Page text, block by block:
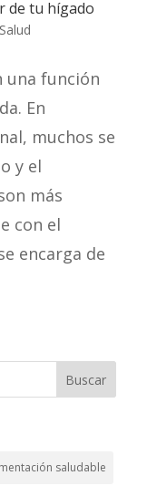
de tu hígado
Salud
una función
En
muchos se
y el
más
con el
encarga de
saludable